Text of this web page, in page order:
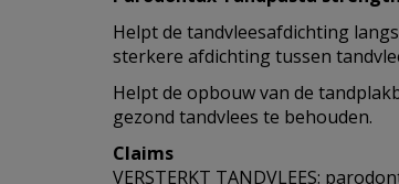
Helpt de tandvleesafdichting
sterkere afdichting tussen
Helpt de opbouw van de
gezond tandvlees te behouden.
Claims
VERSTERKT TANDVLEES: